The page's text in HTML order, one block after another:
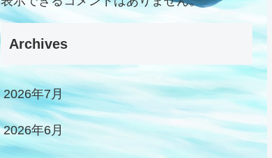
Archives
2026年7月
2026年6月